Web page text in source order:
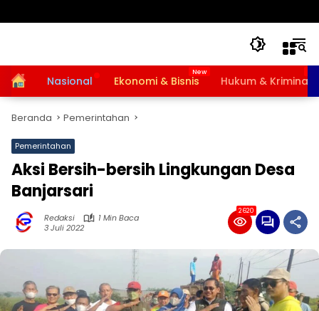
HomeNasional Ekonomi & Bisnis Hukum & Kriminal
Beranda Pemerintahan
Pemerintahan
Aksi Bersih-bersih Lingkungan Desa
Banjarsari
Redaksi
1 Min Baca
3 Juli 2022
2620